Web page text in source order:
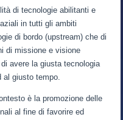
di tecnologie abilitanti e
in tutti gli ambiti
di bordo (upstream) che di
di missione e visione
avere la giusta tecnologia
al giusto tempo.
è la promozione delle
al fine di favorire ed